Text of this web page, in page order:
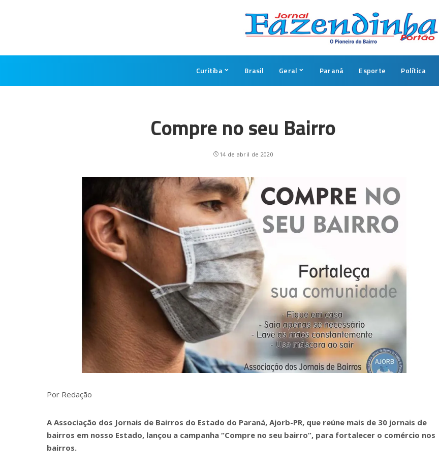
Curitiba Brasil Geral Paraná Esporte Política
Compre no seu Bairro
14 de abril de 2020
Por Redação
A Associação dos Jornais de Bairros do Estado do Paraná, Ajorb-PR, que reúne mais de 30 jornais de
bairros em nosso Estado, lançou a campanha “Compre no seu bairro”, para fortalecer o comércio nos
bairros.